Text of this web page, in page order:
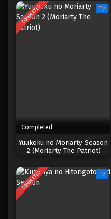
COMPLETED TV
Completed
Yuukoku no Moriarty Season
2 (Moriarty The Patriot)
COMPLETED TV